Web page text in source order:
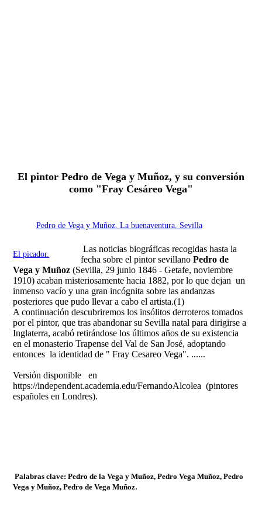
El pintor Pedro de Vega y Muñoz, y su conversión
como "Fray Cesáreo Vega"
Pedro de Vega y Muñoz. La buenaventura. Sevilla
El picador.
Las noticias biográficas recogidas hasta la
fecha sobre el pintor sevillanoPedro de
Vega y Muñoz(Sevilla, 29 junio 1846 - Getafe, noviembre
1910) acaban misteriosamente hacia 1882, por lo que dejan un
inmenso vacío y una gran incógnita sobre las andanzas
posteriores que pudo llevar a cabo el artista.(1)
A continuación descubriremos los insólitos derroteros tomados
por el pintor, que tras abandonar su Sevilla natal para dirigirse a
Inglaterra, acabó retirándose los últimos años de su existencia
en el monasterio Trapense del Val de San José, adoptando
entonces la identidad de " Fray Cesareo Vega". ......
Versión disponible en
https://independent.academia.edu/FernandoAlcolea (pintores
españoles en Londres).
Palabras clave: Pedro de la Vega y Muñoz, Pedro Vega Muñoz, Pedro
Vega y Muñoz, Pedro de Vega Muñoz.